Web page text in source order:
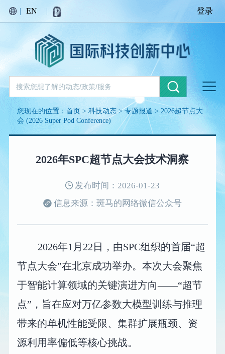
| EN | 登录
您现在的位置：首页 >科技动态>专题报道 > 2026超节点大
会 (2026 Super Pod Conference)
2026年SPC超节点大会技术洞察
发布时间：2026-01-23
信息来源：斑马的网络微信公众号
2026年1月22日，由SPC组织的首届“超
节点大会”在北京成功举办。本次大会聚焦
于智能计算领域的关键演进方向——“超节
点”，旨在应对万亿参数大模型训练与推理
带来的单机性能受限、集群扩展瓶颈、资
源利用率偏低等核心挑战。